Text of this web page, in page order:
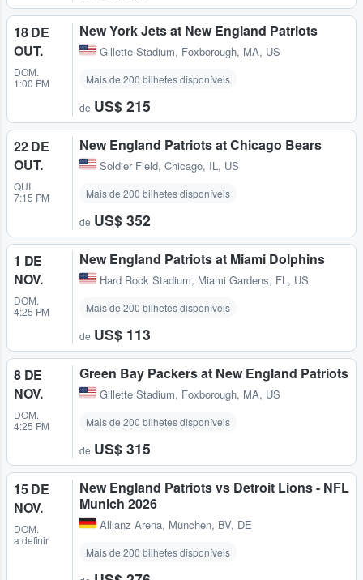
18 DE
OUT.
DOM.
1:00 PM
New York Jets at New England Patriots
Gillette Stadium, Foxborough, MA, US
Mais de 200 bilhetes disponíveis
de US$ 215
22 DE
OUT.
QUI.
7:15 PM
New England Patriots at Chicago Bears
Soldier Field, Chicago, IL, US
Mais de 200 bilhetes disponíveis
de US$ 352
1 DE
NOV.
DOM.
4:25 PM
New England Patriots at Miami Dolphins
Hard Rock Stadium, Miami Gardens, FL, US
Mais de 200 bilhetes disponíveis
de US$ 113
8 DE
NOV.
DOM.
4:25 PM
Green Bay Packers at New England Patriots
Gillette Stadium, Foxborough, MA, US
Mais de 200 bilhetes disponíveis
de US$ 315
15 DE
NOV.
DOM.
a definir
New England Patriots vs Detroit Lions - NFL
Munich 2026
Allianz Arena, München, BV, DE
Mais de 200 bilhetes disponíveis